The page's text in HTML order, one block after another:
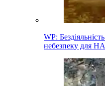
WP:
небезпеку для